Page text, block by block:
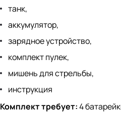
танк,
аккумулятор,
зарядное устройство,
комплект пулек,
мишень для стрельбы,
инструкция
Комплект требует:4